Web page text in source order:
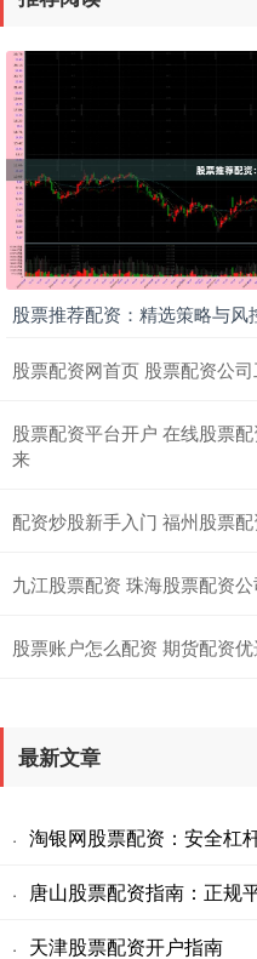
股票推荐配资：精选策略与风
股票配资网首页 股票配资公
股票配资平台开户 在线股票
来
配资炒股新手入门 福州股票
九江股票配资 珠海股票配资
股票账户怎么配资 期货配资
最新文章
· 淘银网股票配资：安全杠
· 唐山股票配资指南：正规
· 天津股票配资开户指南